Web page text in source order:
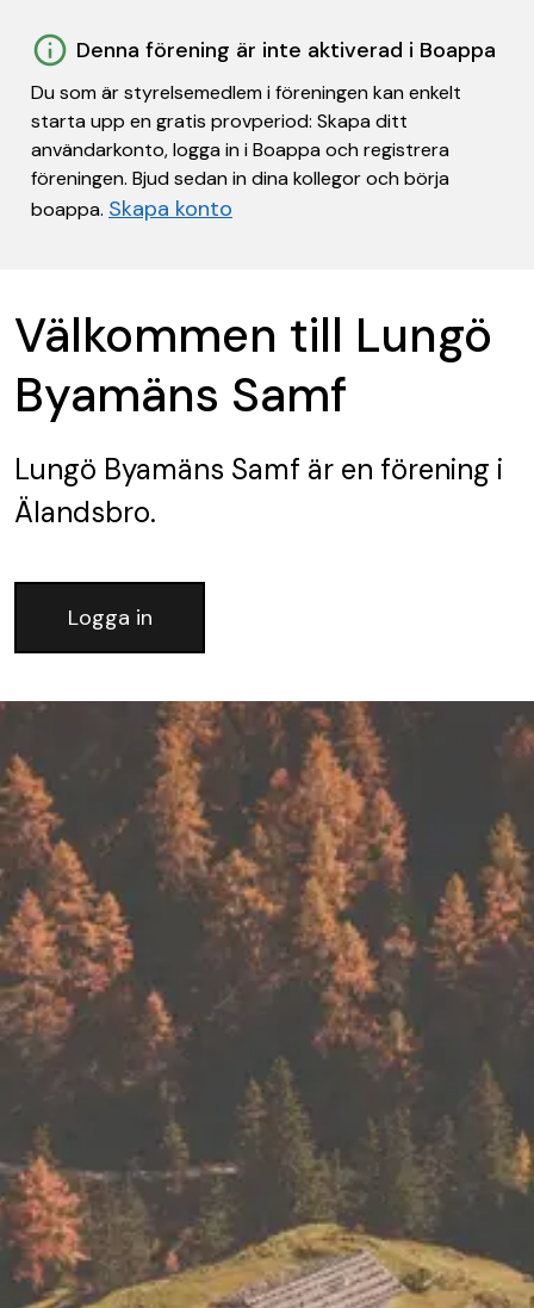
Denna förening är inte aktiverad i Boappa
Du som är styrelsemedlem i föreningen kan enkelt
starta upp en gratis provperiod: Skapa ditt
användarkonto, logga in i Boappa och registrera
föreningen. Bjud sedan in dina kollegor och börja
boappa. Skapa konto
Välkommen till Lungö
Byamäns Samf
Lungö Byamäns Samf är en förening i
Älandsbro.
Logga in